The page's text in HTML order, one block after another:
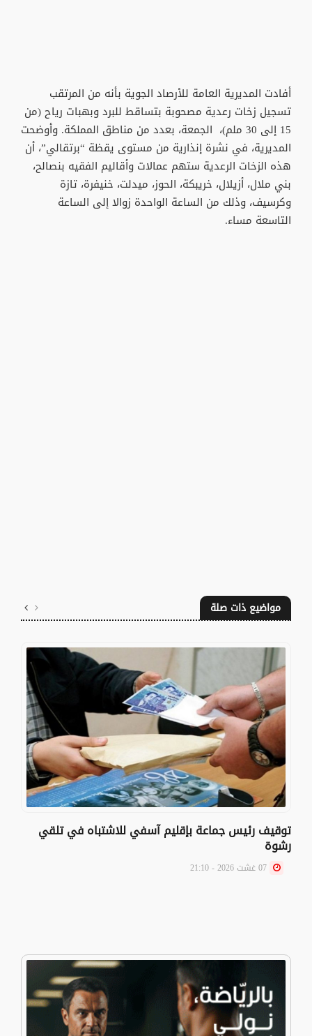
أفادت المديرية العامة للأرصاد الجوية بأنه من المرتقب
تسجيل زخات رعدية مصحوبة بتساقط للبرد وبهبات رياح (من
15 إلى 30 ملم)، الجمعة، بعدد من مناطق المملكة. وأوضحت
المديرية، في نشرة إنذارية من مستوى يقظة “برتقالي”، أن
هذه الزخات الرعدية ستهم عمالات وأقاليم الفقيه بنصالح،
بني ملال، أزيلال، خريبكة، الحوز، ميدلت، خنيفرة، تازة
وكرسيف، وذلك من الساعة الواحدة زوالا إلى الساعة
التاسعة مساء.
مواضيع ذات صلة
توقيف رئيس جماعة بإقليم آسفي للاشتباه في تلقي
رشوة